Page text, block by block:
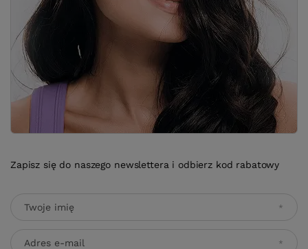
Zapisz się do naszego newslettera i odbierz kod rabatowy
Twoje imię
Adres e-mail